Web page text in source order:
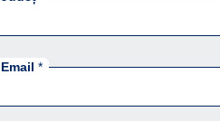
Email *